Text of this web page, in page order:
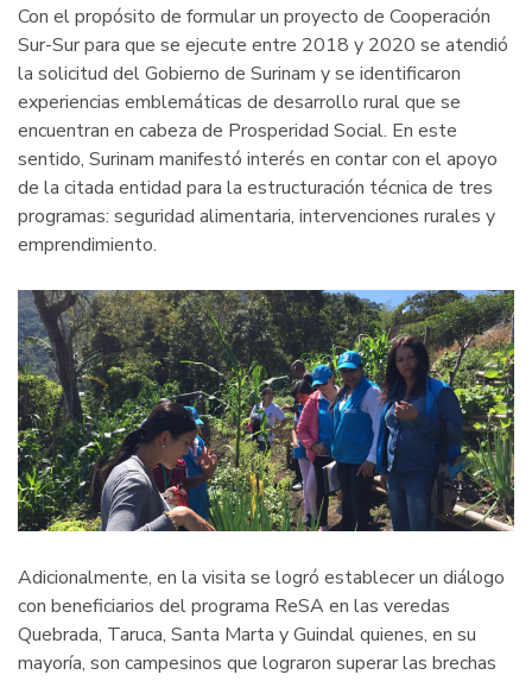
Con el propósito de formular un proyecto de Cooperación
Sur-Sur para que se ejecute entre 2018 y 2020 se atendió
la solicitud del Gobierno de Surinam y se identificaron
experiencias emblemáticas de desarrollo rural que se
encuentran en cabeza de Prosperidad Social. En este
sentido, Surinam manifestó interés en contar con el apoyo
de la citada entidad para la estructuración técnica de tres
programas: seguridad alimentaria, intervenciones rurales y
emprendimiento.
Adicionalmente, en la visita se logró establecer un diálogo
con beneficiarios del programa ReSA en las veredas
Quebrada, Taruca, Santa Marta y Guindal quienes, en su
mayoría, son campesinos que lograron superar las brechas